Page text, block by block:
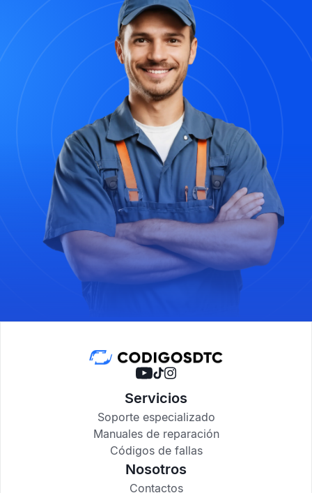
Servicios
Soporte especializado
Manuales de reparación
Códigos de fallas
Nosotros
Contactos